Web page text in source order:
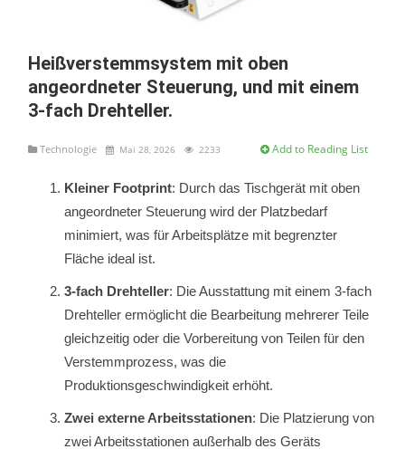
Heißverstemmsystem mit oben
angeordneter Steuerung, und mit einem
3-fach Drehteller.
Technologie Mai 28, 2026 2233 Add to Reading List
Kleiner Footprint: Durch das Tischgerät mit oben
angeordneter Steuerung wird der Platzbedarf
minimiert, was für Arbeitsplätze mit begrenzter
Fläche ideal ist.
3-fach Drehteller: Die Ausstattung mit einem 3-fach
Drehteller ermöglicht die Bearbeitung mehrerer Teile
gleichzeitig oder die Vorbereitung von Teilen für den
Verstemmprozess, was die
Produktionsgeschwindigkeit erhöht.
Zwei externe Arbeitsstationen: Die Platzierung von
zwei Arbeitsstationen außerhalb des Geräts